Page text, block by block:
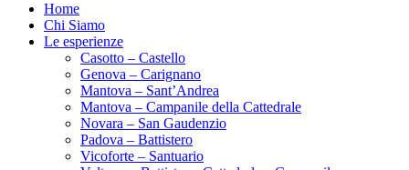
Home
Chi Siamo
Le esperienze
Casotto – Castello
Genova – Carignano
Mantova – Sant’Andrea
Mantova – Campanile della Cattedrale
Novara – San Gaudenzio
Padova – Battistero
Vicoforte – Santuario